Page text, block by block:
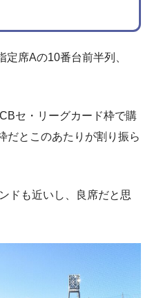
席Aの10番台前半列、
セ・リーグカード枠で購
だとこのあたりが割り振ら
ドも近いし、良席だと思